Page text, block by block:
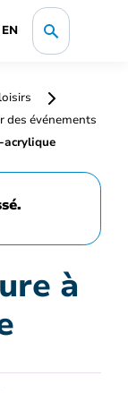
EN
des événements
acrylique
à